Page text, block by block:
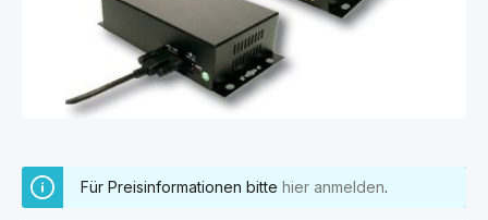
Für Preisinformationen bitte hier anmelden.